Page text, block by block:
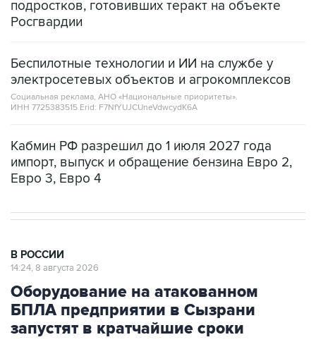
подростков, готовивших теракт на объекте
Росгвардии
Беспилотные технологии и ИИ на службе у
электросетевых объектов и агрокомплексов
Социальная реклама, АНО «Национальные приоритеты».
ИНН 7725383515 Erid: F7NfYUJCUneVdwcydK6A
Кабмин РФ разрешил до 1 июля 2027 года
импорт, выпуск и обращение бензина Евро 2,
Евро 3, Евро 4
В РОССИИ
14:24, 8 августа 2026
Оборудование на атакованном
БПЛА предприятии в Сызрани
запустят в кратчайшие сроки